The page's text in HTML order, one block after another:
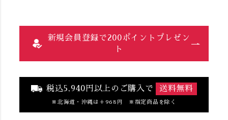
新規会員登録で200ポイントプレゼン
ト
税込5,940円以上のご購入で 送料無料
北海道・沖縄は＋968円 ※指定商品を除く